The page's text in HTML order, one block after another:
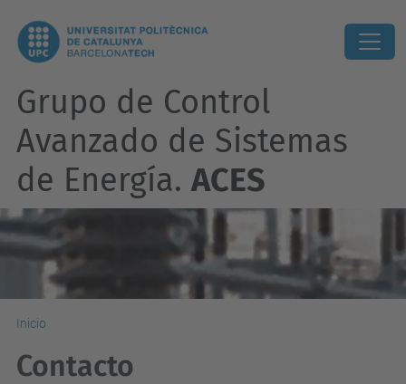
Grupo de Control
Avanzado de Sistemas
de Energí­a. ACES
Inicio
Contacto